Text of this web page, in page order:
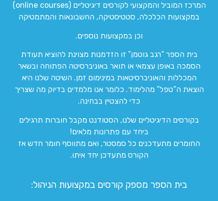
המרכז המוביל והמקצועי לקורסים דיגיטליים (online courses)
במקצועות הכלכלה, סטטיסטיקה, החשבונאות והמתמטיקה
וכן במקצועות נוספים.
בית הספר “רגב גוטמן” זו הזדמנות מצוינת להוציא תעודת
הסמכה באופן עצמאי או תואר באוניברסיטה הפתוחה ובשאר
המכללות והאוניברסיטאות במינימום זמן. השיטה שלנו היא
הוצאת ה”טפל” מהלימוד. כלומר אנו מלמדים בדיוק מה שצריך
כדי להצטיין בבחינה.
בקורסים הדיגיטליים שלנו, הסטודנט מקבל חוברות תרגילים
ביחד עם פתרונות מלאים!
החומרים מתעדכנים כל סמסטר, ואם מתווסף חומר חדש אז
הקורס מתעדכן יחד איתו.
בית הספר מספק קורסים במקצועות הניהול: